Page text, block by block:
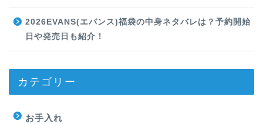
2026EVANS(エバンス)福袋の中身ネタバレは？予約開始
日や発売日も紹介！
カテゴリー
お手入れ